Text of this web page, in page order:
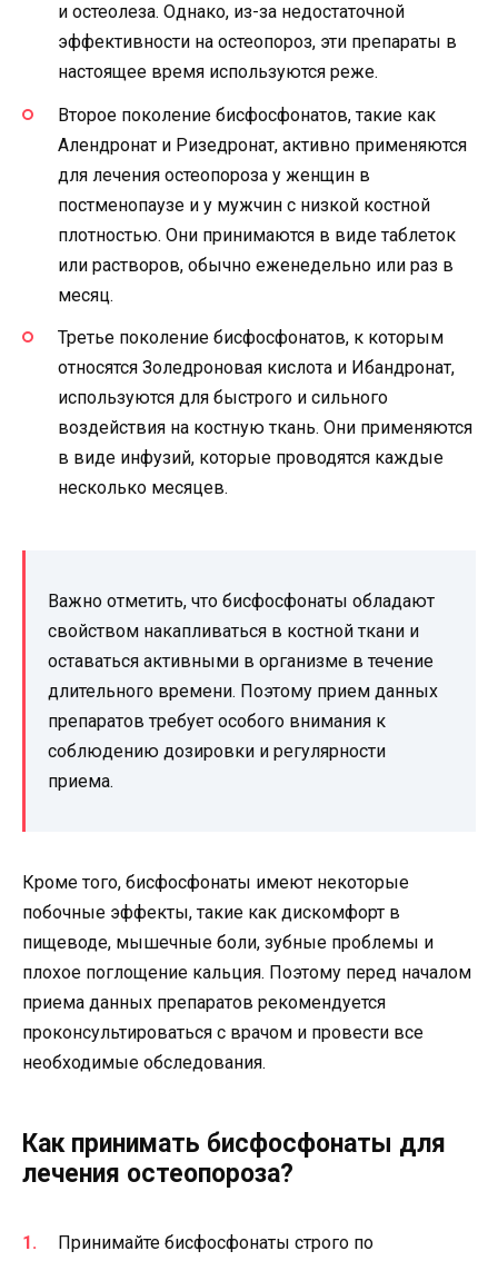
и остеолеза. Однако, из-за недостаточной
эффективности на остеопороз, эти препараты в
настоящее время используются реже.
Второе поколение бисфосфонатов, такие как
Алендронат и Ризедронат, активно применяются
для лечения остеопороза у женщин в
постменопаузе и у мужчин с низкой костной
плотностью. Они принимаются в виде таблеток
или растворов, обычно еженедельно или раз в
месяц.
Третье поколение бисфосфонатов, к которым
относятся Золедроновая кислота и Ибандронат,
используются для быстрого и сильного
воздействия на костную ткань. Они применяются
в виде инфузий, которые проводятся каждые
несколько месяцев.
Важно отметить, что бисфосфонаты обладают
свойством накапливаться в костной ткани и
оставаться активными в организме в течение
длительного времени. Поэтому прием данных
препаратов требует особого внимания к
соблюдению дозировки и регулярности
приема.
Кроме того, бисфосфонаты имеют некоторые
побочные эффекты, такие как дискомфорт в
пищеводе, мышечные боли, зубные проблемы и
плохое поглощение кальция. Поэтому перед началом
приема данных препаратов рекомендуется
проконсультироваться с врачом и провести все
необходимые обследования.
Как принимать бисфосфонаты для
лечения остеопороза?
Принимайте бисфосфонаты строго по